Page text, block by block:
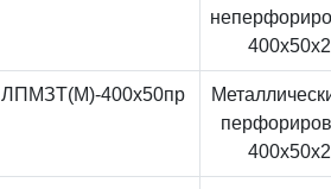
ЛПМЗТ(М)-400x50пр